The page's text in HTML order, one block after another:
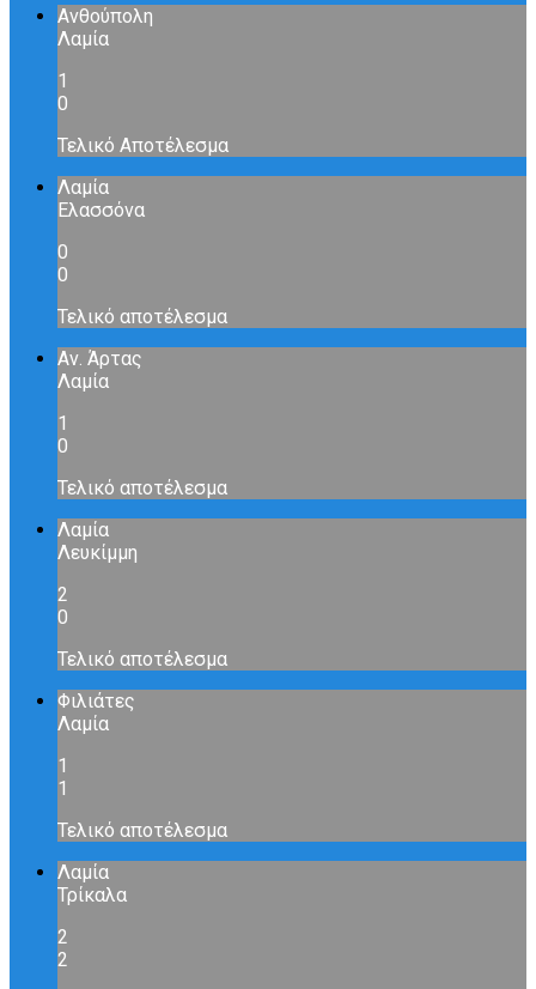
Ανθούπολη
Λαμία
1
0
Τελικό Αποτέλεσμα
Λαμία
Ελασσόνα
0
0
Τελικό αποτέλεσμα
Αν. Άρτας
Λαμία
1
0
Τελικό αποτέλεσμα
Λαμία
Λευκίμμη
2
0
Τελικό αποτέλεσμα
Φιλιάτες
Λαμία
1
1
Τελικό αποτέλεσμα
Λαμία
Τρίκαλα
2
2